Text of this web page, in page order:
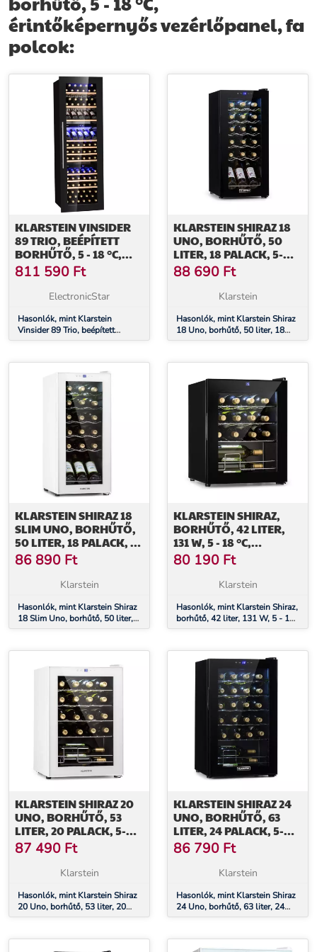
megoldását.
További információk>>
érintőképernyős vezérlőpanel, fa
polcok:
KLARSTEIN VINSIDER
89 TRIO, BEÉPÍTETT
BORHŰTŐ, 5 - 18 °C,
ÉRINTŐKÉPERNYŐS
VEZÉRLŐPANEL, FA
POLCOK
811 590 Ft
ElectronicStar
Hasonlók, mint Klarstein
Vinsider 89 Trio, beépített
borhűtő, 5 - 18 °C,
polcok
KLARSTEIN SHIRAZ 18
UNO, BORHŰTŐ, 50
LITER, 18 PALACK, 5-
18°C,
ÉRINTŐKÉPERNYŐS
VEZÉRLŐPANEL
88 690 Ft
Klarstein
Hasonlók, mint Klarstein Shiraz
18 Uno, borhűtő, 50 liter, 18
palack, 5-18°C, érintőképernyős
KLARSTEIN SHIRAZ 18
SLIM UNO, BORHŰTŐ,
50 LITER, 18 PALACK, 5-
18°C,
ÉRINTŐKÉPERNYŐS
VEZÉRLŐPANEL
86 890 Ft
Klarstein
Hasonlók, mint Klarstein Shiraz
18 Slim Uno, borhűtő, 50 liter,
18 palack, 5-18°C,
KLARSTEIN SHIRAZ,
BORHŰTŐ, 42 LITER,
131 W, 5 - 18 °C,
ÉRINTŐKÉPERNYŐS
VEZÉRLŐPANEL,
80 190 Ft
Klarstein
Hasonlók, mint Klarstein Shiraz,
borhűtő, 42 liter, 131 W, 5 - 18
°C, érintőképernyős
KLARSTEIN SHIRAZ 20
UNO, BORHŰTŐ, 53
LITER, 20 PALACK, 5-
18°C,
ÉRINTŐKÉPERNYŐS
VEZÉRLŐPANEL
87 490 Ft
Klarstein
Hasonlók, mint Klarstein Shiraz
20 Uno, borhűtő, 53 liter, 20
palack, 5-18°C, érintőképernyős
KLARSTEIN SHIRAZ 24
UNO, BORHŰTŐ, 63
LITER, 24 PALACK, 5-
18°C,
ÉRINTŐKÉPERNYŐS
VEZÉRLŐPANEL
86 790 Ft
Klarstein
Hasonlók, mint Klarstein Shiraz
24 Uno, borhűtő, 63 liter, 24
palack, 5-18°C, érintőképernyős